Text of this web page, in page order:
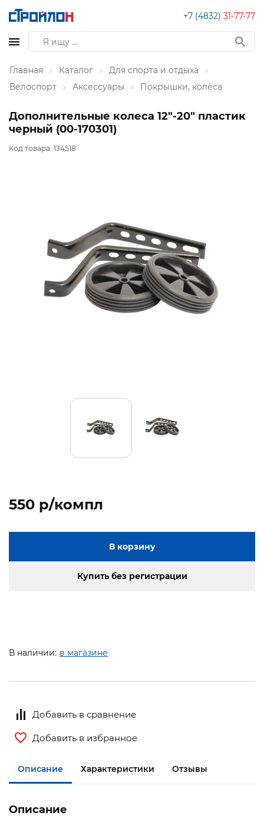
+7 (4832) 31-77-77
Главная Каталог
Для спорта и отдыха
Велоспорт
Аксессуары Покрышки, колёса
Дополнительные колеса 12"-20" пластик
черный (00-170301)
Код товара: 134518
550 p/компл
В корзину
Купить без регистрации
В наличии: в магазине
Добавить в сравнение
Добавить в избранное
Описание Характеристики Отзывы
Описание